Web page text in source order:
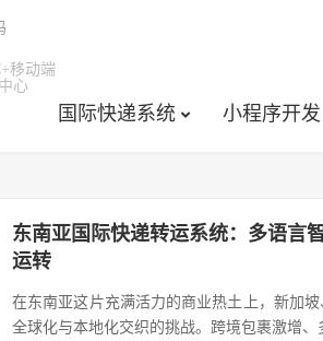
移动端
心
国际快递系统 小程序开发
东南亚国际快递转运系统：多语言
运转
在东南亚这片充满活力的商业热土上，新加
全球化与本地化交织的挑战。跨境包裹激增